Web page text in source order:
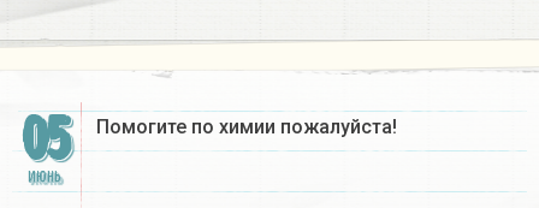
05
ИЮНЬ
Помогите по химии пожалуйста!​